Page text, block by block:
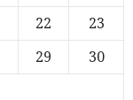
22
23
29
30